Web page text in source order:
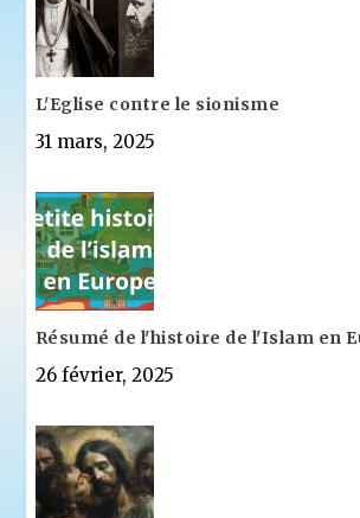
L'Eglise contre le sionisme
31 mars, 2025
Résumé de l'histoire de l'Islam en
26 février, 2025